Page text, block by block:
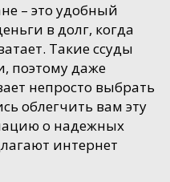
– это удобный
в долг, когда
Такие ссуды
поэтому даже
непросто выбрать
облегчить вам эту
о надежных
интернет